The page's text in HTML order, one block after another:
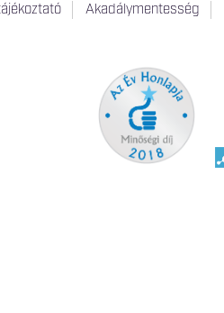
Akadálymentesség